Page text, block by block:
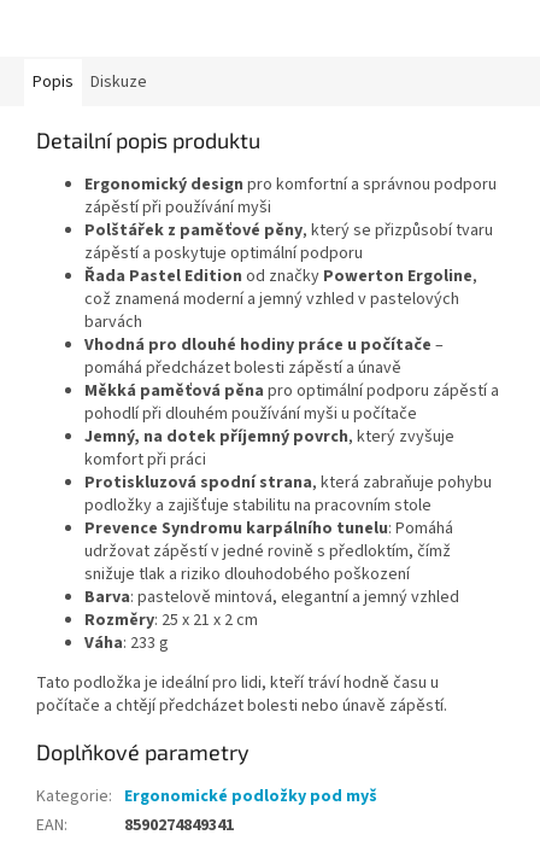
Popis Diskuze
Detailní popis produktu
Ergonomický design pro komfortní a správnou podporu
zápěstí při používání myši
Polštářek z paměťové pěny, který se přizpůsobí tvaru
zápěstí a poskytuje optimální podporu
Řada Pastel Edition od značky Powerton Ergoline,
což znamená moderní a jemný vzhled v pastelových
barvách
Vhodná pro dlouhé hodiny práce u počítače –
pomáhá předcházet bolesti zápěstí a únavě
Měkká paměťová pěna pro optimální podporu zápěstí a
pohodlí při dlouhém používání myši u počítače
Jemný, na dotek příjemný povrch, který zvyšuje
komfort při práci
Protiskluzová spodní strana, která zabraňuje pohybu
podložky a zajišťuje stabilitu na pracovním stole
Prevence Syndromu karpálního tunelu: Pomáhá
udržovat zápěstí v jedné rovině s předloktím, čímž
snižuje tlak a riziko dlouhodobého poškození
Barva: pastelově mintová, elegantní a jemný vzhled
Rozměry: 25 x 21 x 2 cm
Váha: 233 g
Tato podložka je ideální pro lidi, kteří tráví hodně času u
počítače a chtějí předcházet bolesti nebo únavě zápěstí.
Doplňkové parametry
Kategorie: Ergonomické podložky pod myš
EAN: 8590274849341